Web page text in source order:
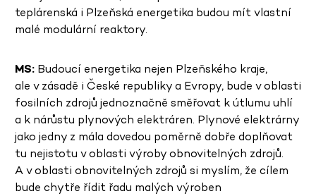
teplárenská i Plzeňská energetika budou mít vlastní
malé modulární reaktory.
MS: Budoucí energetika nejen Plzeňského kraje,
ale v zásadě i České republiky a Evropy, bude v oblasti
fosilních zdrojů jednoznačně směřovat k útlumu uhlí
a k nárůstu plynových elektráren. Plynové elektrárny
jako jedny z mála dovedou poměrně dobře doplňovat
tu nejistotu v oblasti výroby obnovitelných zdrojů.
A v oblasti obnovitelných zdrojů si myslím, že cílem
bude chytře řídit řadu malých výroben